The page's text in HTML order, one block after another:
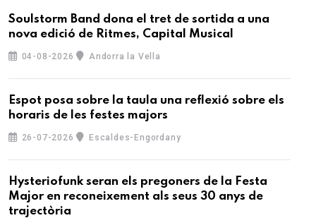
Soulstorm Band dona el tret de sortida a una
nova edició de Ritmes, Capital Musical
04-08-2026 Andorra la Vella
Espot posa sobre la taula una reflexió sobre els
horaris de les festes majors
26-07-2026 Escaldes-Engordany
Hysteriofunk seran els pregoners de la Festa
Major en reconeixement als seus 30 anys de
trajectòria